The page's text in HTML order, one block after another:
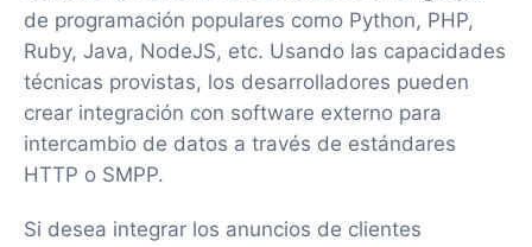
de programación populares como Python, PHP,
Ruby, Java, NodeJS, etc. Usando las capacidades
técnicas provistas, los desarrolladores pueden
crear integración con software externo para
intercambio de datos a través de estándares
HTTP o SMPP.
Si desea integrar los anuncios de clientes